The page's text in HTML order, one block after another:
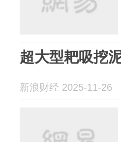
超大型耙吸挖
新浪财经 2025-11-26